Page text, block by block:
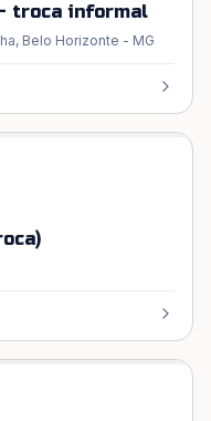
- troca informal
Belo Horizonte - MG